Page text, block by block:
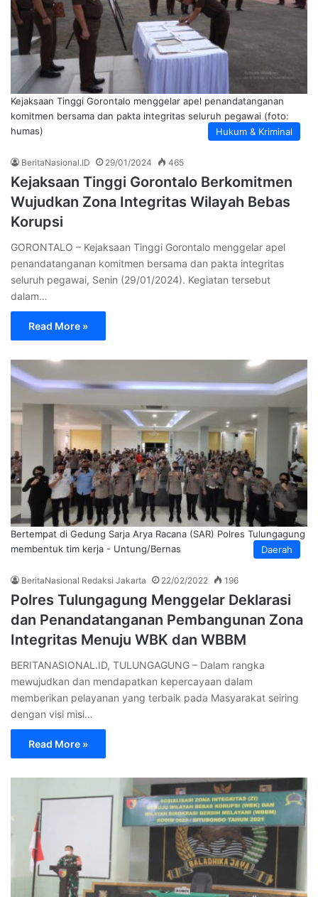
Hukum & Kriminal
Kejaksaan Tinggi Gorontalo menggelar apel penandatanganan
komitmen bersama dan pakta integritas seluruh pegawai (foto:
humas)
BeritaNasional.ID 29/01/2024 465
Kejaksaan Tinggi Gorontalo Berkomitmen
Wujudkan Zona Integritas Wilayah Bebas
Korupsi
GORONTALO – Kejaksaan Tinggi Gorontalo menggelar apel
penandatanganan komitmen bersama dan pakta integritas
seluruh pegawai, Senin (29/01/2024). Kegiatan tersebut
dalam…
Read More »
Daerah
Bertempat di Gedung Sarja Arya Racana (SAR) Polres Tulungagung
membentuk tim kerja - Untung/Bernas
BeritaNasional Redaksi Jakarta 22/02/2022 196
Polres Tulungagung Menggelar Deklarasi
dan Penandatanganan Pembangunan Zona
Integritas Menuju WBK dan WBBM
BERITANASIONAL.ID, TULUNGAGUNG – Dalam rangka
mewujudkan dan mendapatkan kepercayaan dalam
memberikan pelayanan yang terbaik pada Masyarakat seiring
dengan visi misi…
Read More »